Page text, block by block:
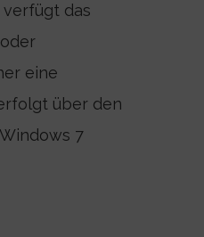
verfügt das
eine
über den
7